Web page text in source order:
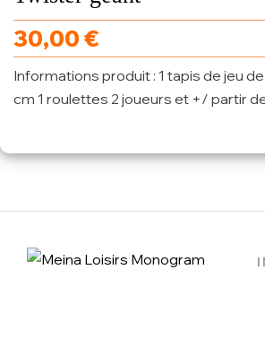
30,00€
Informations produit : 1 tapis de jeu
cm 1 roulettes 2 joueurs et +/ partir